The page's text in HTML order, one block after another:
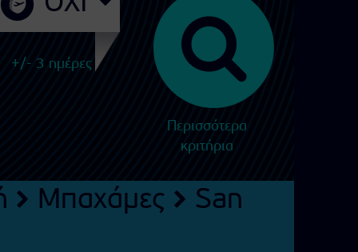
+/- 3 ημέρες
Περισσότερα
κριτήρια
Μπαχάμες
San